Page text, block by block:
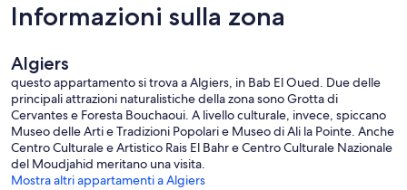
Informazioni sulla zona
Algiers
questo appartamento si trova a Algiers, in Bab El Oued. Due delle
principali attrazioni naturalistiche della zona sono Grotta di
Cervantes e Foresta Bouchaoui. A livello culturale, invece, spiccano
Museo delle Arti e Tradizioni Popolari e Museo di Ali la Pointe. Anche
Centro Culturale e Artistico Rais El Bahr e Centro Culturale Nazionale
del Moudjahid meritano una visita.
Mostra altri appartamenti a Algiers